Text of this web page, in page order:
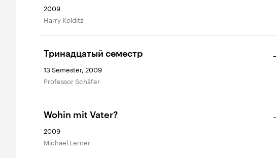
2009
Harry Kolditz
Тринадцатый семестр
13 Semester, 2009
Professor Schäfer
Wohin mit Vater?
2009
Michael Lerner